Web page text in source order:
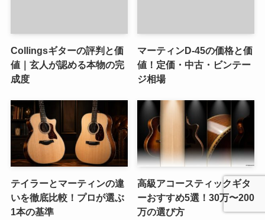
Collingsギターの評判と価
値｜玄人が認める本物の完
成度
マーティンD-45の価格と価
値！定価・中古・ビンテー
ジ相場
テイラーとマーティンの違
いを徹底比較！プロが選ぶ
1本の基準
高級アコースティックギタ
ーおすすめ5選！30万〜200
万の選び方